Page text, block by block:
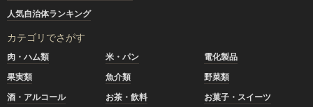
人気自治体ランキング
カテゴリでさがす
肉・ハム類 米・パン
電化製品
果実類
魚介類
野菜類
酒・アルコール
お茶・飲料
お菓子・スイーツ